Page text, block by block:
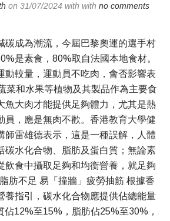
on 31/07/2024 with with no comments
碳成為潮流，今屆巴黎奧運的選手村
是素食，80%取自法國本地食材。
動較量，運動員不吃肉，會否影響表
菜和水果等植物及其製品作為主要食
魚大肉才能提供足夠體力，尤其是熱
員，應是無肉不歡。香港教育大學健
師雷雄德表示，這是一種誤解，人體
碳水化合物、脂肪及蛋白質；無論素
飲食中攝取足夠和均衡營養，就足夠
肪不足 易「撞牆」疲勞抽筋 根據香
養指引，碳水化合物應提供佔總能量
12%至15%，脂肪佔25%至30%，